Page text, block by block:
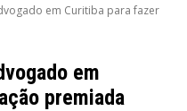
em Curitiba para fazer
em
premiada